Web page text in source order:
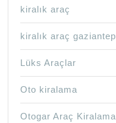
kiralık araç
kiralık araç gaziantep
Lüks Araçlar
Oto kiralama
Otogar Araç Kiralama